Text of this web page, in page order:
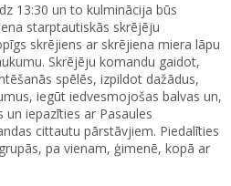
13:30 un to kulminācija būs
starptautiskās skrējēju
skrējiens ar skrējiena miera lāpu
Skrējēju komandu gaidot,
spēlēs, izpildot dažādus,
iegūt iedvesmojošas balvas un,
iepazīties ar Pasaules
cittautu pārstāvjiem. Piedalīties
pa vienam, ģimenē, kopā ar